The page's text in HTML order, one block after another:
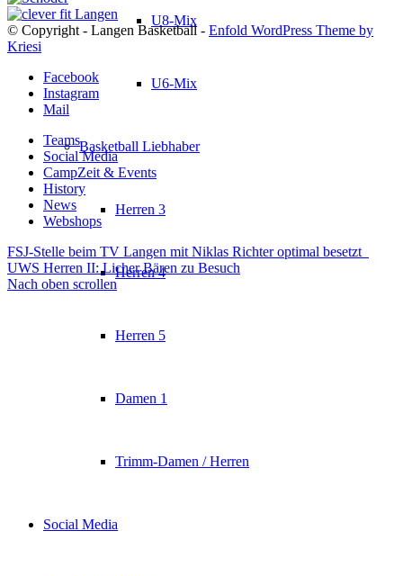
U8-Mix
U6-Mix
Basketball Liebhaber
Herren 3
Herren 4
Herren 5
Damen 1
Trimm-Damen / Herren
Social Media
© Copyright - Langen Basketball - Enfold WordPress Theme by
Kriesi
Facebook
Instagram
Mail
Teams
Social Media
CampZeit & Events
History
News
Webshops
FSJ-Stelle beim TV Langen mit Niklas Richter optimal besetzt
UWS Herren II: Licher Bären zu Besuch
Nach oben scrollen